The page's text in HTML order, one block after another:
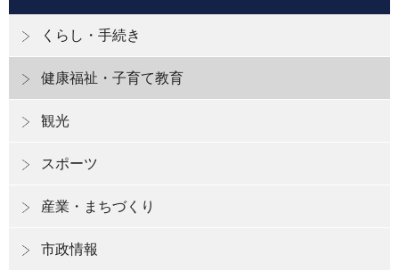
くらし・手続き
健康福祉・子育て教育
観光
スポーツ
産業・まちづくり
市政情報